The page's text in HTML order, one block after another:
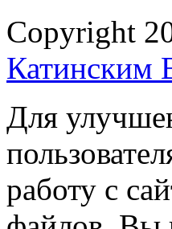
Copyright
Катинским
Для
работу с